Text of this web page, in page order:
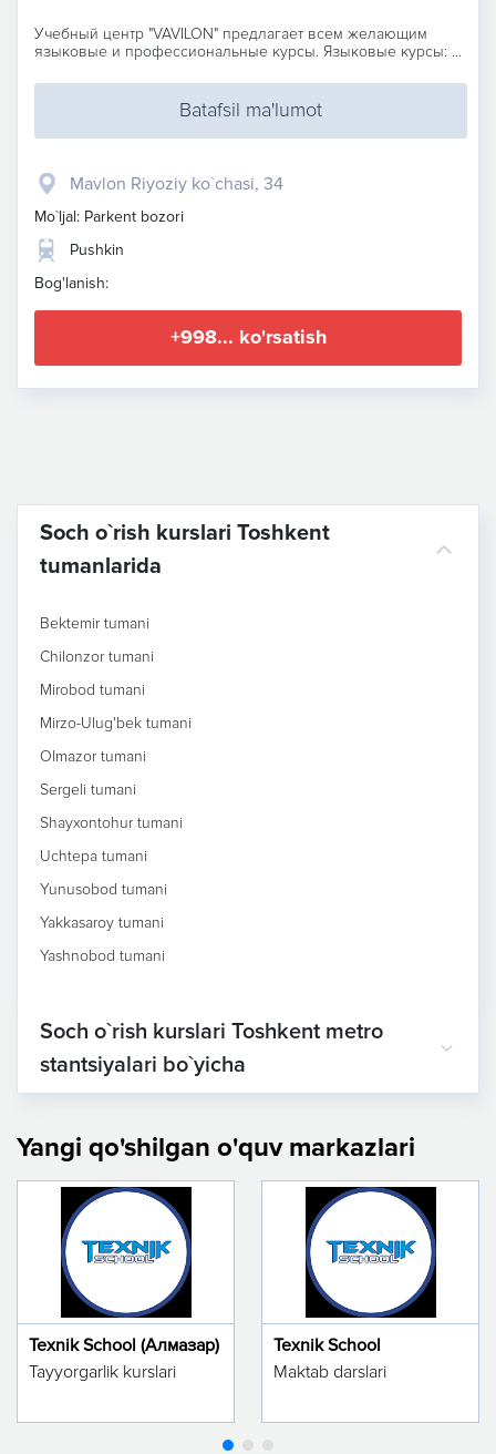
Учебный центр "VAVILON" предлагает всем желающим
языковые и профессиональные курсы. Языковые курсы: ...
Batafsil ma'lumot
Mavlon Riyoziy ko`chasi, 34
Mo`ljal: Parkent bozori
Pushkin
Bog'lanish:
+998... ko'rsatish
Soch o`rish kurslari Toshkent
tumanlarida
Bektemir tumani
Chilonzor tumani
Mirobod tumani
Mirzo-Ulug'bek tumani
Olmazor tumani
Sergeli tumani
Shayxontohur tumani
Uchtepa tumani
Yunusobod tumani
Yakkasaroy tumani
Yashnobod tumani
Soch o`rish kurslari Toshkent metro
stantsiyalari bo`yicha
Yangi qo'shilgan o'quv markazlari
Texnik School (Алмазар)
Tayyorgarlik kurslari
Texnik School
Maktab darslari